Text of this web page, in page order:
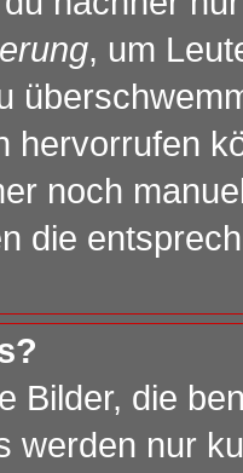
, um
hervorrufen
noch
die
Bilder, die
werden nur